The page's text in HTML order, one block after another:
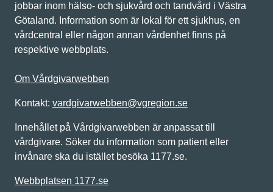
jobbar inom hälso- och sjukvård och tandvård i Västra
Götaland. Information som är lokal för ett sjukhus, en
vårdcentral eller någon annan vårdenhet finns på
respektive webbplats.
Om Vårdgivarwebben
Kontakt: vardgivarwebben@vgregion.se
Innehållet på Vårdgivarwebben är anpassat till
vårdgivare. Söker du information som patient eller
invånare ska du istället besöka 1177.se.
Webbplatsen 1177.se